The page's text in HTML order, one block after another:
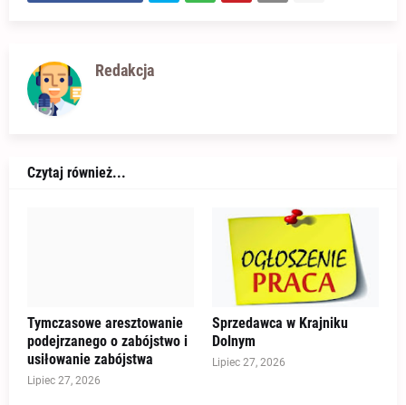
Redakcja
Czytaj również...
Tymczasowe aresztowanie
podejrzanego o zabójstwo i
usiłowanie zabójstwa
Lipiec 27, 2026
Sprzedawca w Krajniku
Dolnym
Lipiec 27, 2026